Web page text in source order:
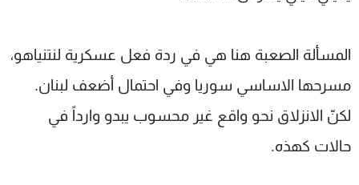
المسألة الصعبة هنا هي في ردة فعل عسكرية لنتنياهو،
مسرحها الاساسي سوريا وفي احتمال أضعف لبنان.
لكنّ الانزلاق نحو واقع غير محسوب يبدو وارداً في
حالات كهذه.